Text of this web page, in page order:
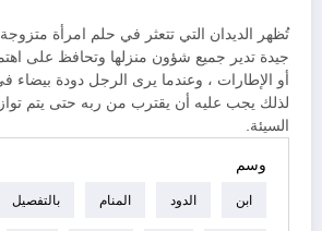
تُظهر الديدان التي تتعثر في حلم امرأة
جيدة تدير جميع شؤون منزلها وتحافظ على
أو الإطارات ، وعندما يرى الرجل دودة بيضاء
لذلك يجب عليه أن يقترب من ربه حتى يتم
السيئة.
وسم
ابن الدود المنام بالتفصيل